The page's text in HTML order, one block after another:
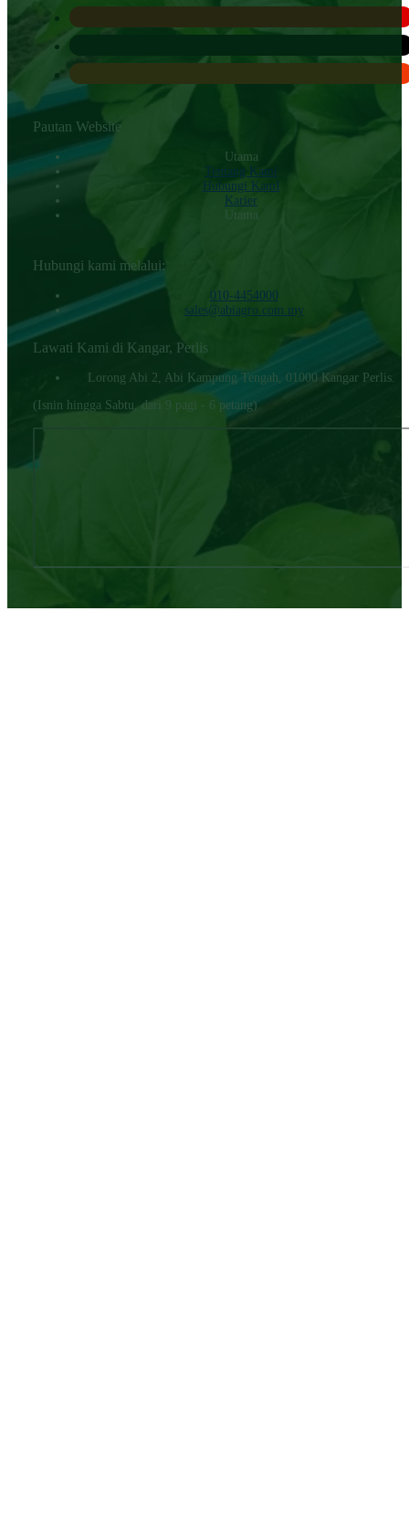
Pautan Website
Utama
Tentang Kami
Hubungi KamI
Karier
Utama
Hubungi kami melalui:
010-4454000‬
sales@abiagro.com.my
Lawati Kami di Kangar, Perlis
Lorong Abi 2, Abi Kampung Tengah, 01000 Kangar Perlis.
(Isnin hingga Sabtu, dari 9 pagi - 6 petang)